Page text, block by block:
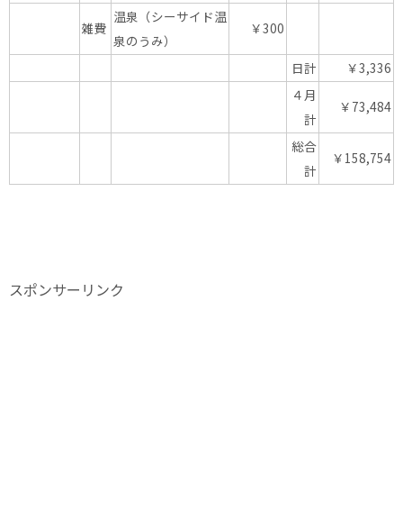
雑費
温泉（シーサイド温
泉のうみ）
￥300
日計
￥3,336
４月
計
￥73,484
総合
計
￥158,754
スポンサーリンク